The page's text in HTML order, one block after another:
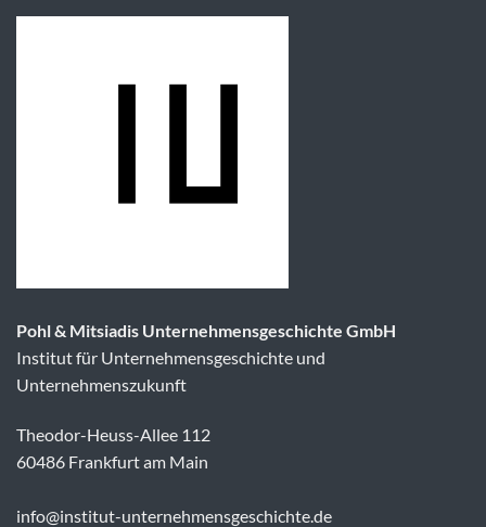
Pohl & Mitsiadis Unternehmensgeschichte GmbH
Institut für Unternehmensgeschichte und
Unternehmenszukunft
Theodor-Heuss-Allee 112
60486 Frankfurt am Main
info@institut-unternehmensgeschichte.de